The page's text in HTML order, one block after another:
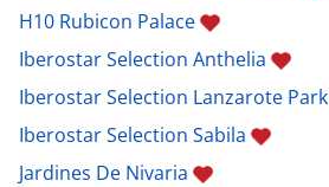
H10 Rubicon Palace
Iberostar Selection Anthelia
Iberostar Selection Lanzarote Park
Iberostar Selection Sabila
Jardines De Nivaria